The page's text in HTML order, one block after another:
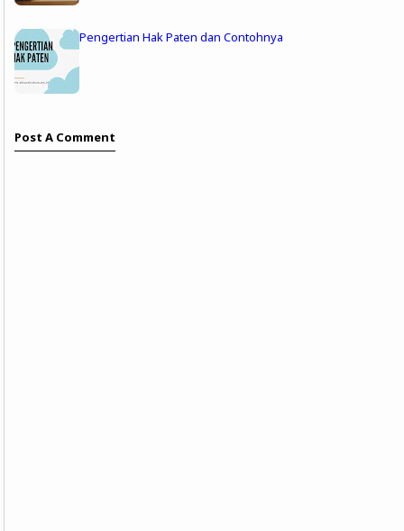
Pengertian Hak Paten dan Contohnya
Post A Comment